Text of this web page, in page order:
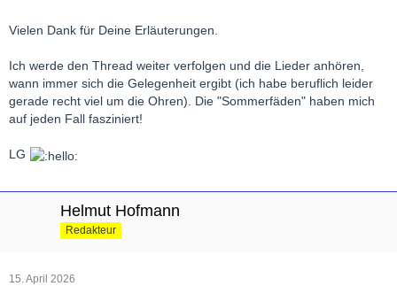
Vielen Dank für Deine Erläuterungen.
Ich werde den Thread weiter verfolgen und die Lieder anhören,
wann immer sich die Gelegenheit ergibt (ich habe beruflich leider
gerade recht viel um die Ohren). Die "Sommerfäden" haben mich
auf jeden Fall fasziniert!
LG
Helmut Hofmann
Redakteur
15. April 2026